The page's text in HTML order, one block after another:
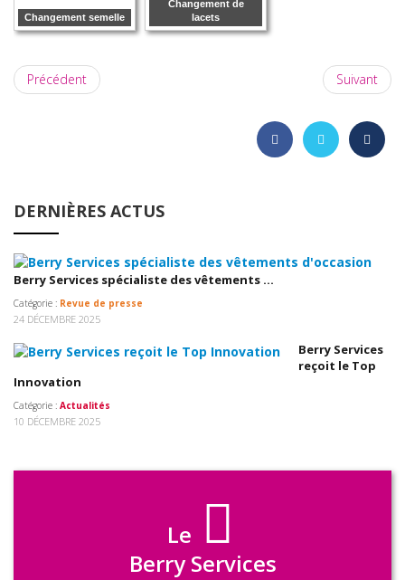
Changement semelle
Changement de
lacets
Précédent Suivant
DERNIÈRES ACTUS
Berry Services spécialiste des vêtements ...
Catégorie : Revue de presse
24 DÉCEMBRE 2025
Berry Services
reçoit le Top
Innovation
Catégorie : Actualités
10 DÉCEMBRE 2025
Le
Berry Services